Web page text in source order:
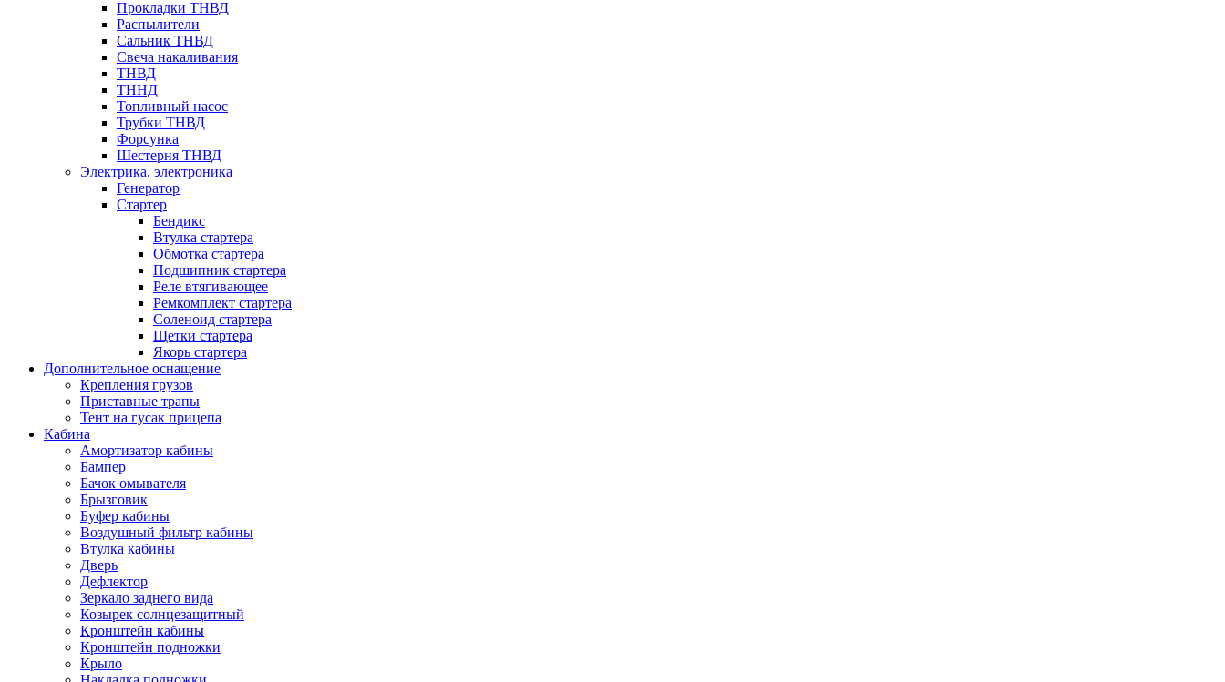
Прокладки ТНВД
Распылители
Сальник ТНВД
Свеча накаливания
ТНВД
ТННД
Топливный насос
Трубки ТНВД
Форсунка
Шестерня ТНВД
Электрика, электроника
Генератор
Стартер
Бендикс
Втулка стартера
Обмотка стартера
Подшипник стартера
Реле втягивающее
Ремкомплект стартера
Соленоид стартера
Щетки стартера
Якорь стартера
Дополнительное оснащение
Крепления грузов
Приставные трапы
Тент на гусак прицепа
Кабина
Амортизатор кабины
Бампер
Бачок омывателя
Брызговик
Буфер кабины
Воздушный фильтр кабины
Втулка кабины
Дверь
Дефлектор
Зеркало заднего вида
Козырек солнцезащитный
Кронштейн кабины
Кронштейн подножки
Крыло